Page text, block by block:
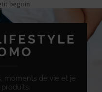
beguin
moments de vie et je